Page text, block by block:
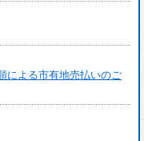
による市有地売払いのご